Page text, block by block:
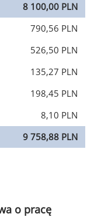
8 100,00 PLN
790,56 PLN
526,50 PLN
135,27 PLN
198,45 PLN
8,10 PLN
9 758,88 PLN
o pracę